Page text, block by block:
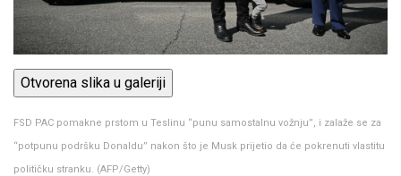
Otvorena slika u galeriji
FSD PAC pomakne prstom u Teslinu “punu samostalnu vožnju”, i zalaže se za
“potpunu podršku Donaldu” nakon što je Musk prijetio da će pokrenuti vlastitu
političku stranku.
(AFP/Getty)